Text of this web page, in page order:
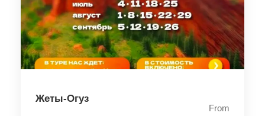
Жеты-Огуз
From